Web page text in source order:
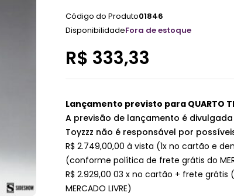
Código do Produto01846
DisponibilidadeFora de estoque
R$ 333,33
Lançamento previsto para QUARTO
A previsão de lançamento é
Toyzzz não é responsável por
R$ 2.749,00,00 à vista (1x no cartão e
(conforme política de frete grátis do
R$ 2.929,00 03 x no cartão + frete
MERCADO LIVRE)